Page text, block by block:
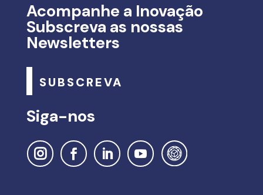
Acompanhe a Inovação
Subscreva as nossas
Newsletters
SUBSCREVA
Siga-nos